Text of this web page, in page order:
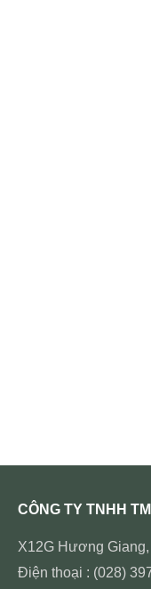
CÔNG TY TNHH
X12G Hương
Điện thoại : (028)